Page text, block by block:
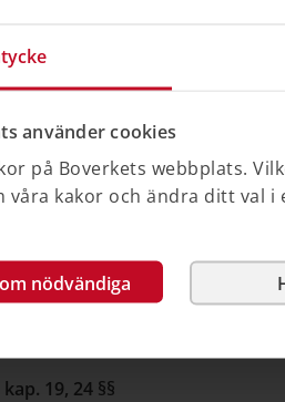
använder cookies
på Boverkets webbplats.
våra kakor och ändra ditt val i
nödvändiga
ske?
byggnadsnämnden har lämnat
tid som anges i startbeskedet.
26 §
det tekniska samrådet.
tidpunkt finnas i
redovisas vem som ska
som eventuellt ska lämnas in
19, 24 §§